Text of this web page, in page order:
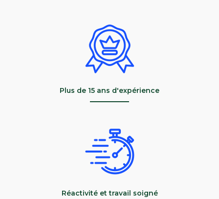
Plus de 15 ans d'expérience
Réactivité et travail soigné